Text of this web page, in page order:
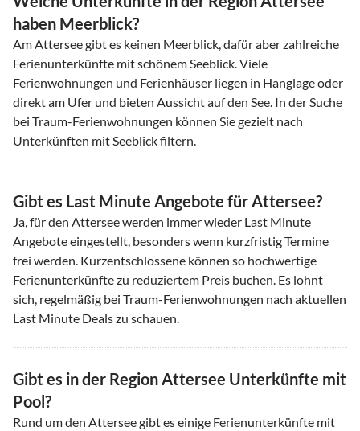
haben Meerblick?
Am Attersee gibt es keinen Meerblick, dafür aber zahlreiche
Ferienunterkünfte mit schönem Seeblick. Viele
Ferienwohnungen und Ferienhäuser liegen in Hanglage oder
direkt am Ufer und bieten Aussicht auf den See. In der Suche
bei Traum-Ferienwohnungen können Sie gezielt nach
Unterkünften mit Seeblick filtern.
Gibt es Last Minute Angebote für Attersee?
Ja, für den Attersee werden immer wieder Last Minute
Angebote eingestellt, besonders wenn kurzfristig Termine
frei werden. Kurzentschlossene können so hochwertige
Ferienunterkünfte zu reduziertem Preis buchen. Es lohnt
sich, regelmäßig bei Traum-Ferienwohnungen nach aktuellen
Last Minute Deals zu schauen.
Gibt es in der Region Attersee Unterkünfte mit
Pool?
Rund um den Attersee gibt es einige Ferienunterkünfte mit